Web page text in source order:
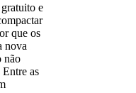
e
que os
nova
não
as